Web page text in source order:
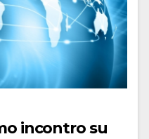
incontro su